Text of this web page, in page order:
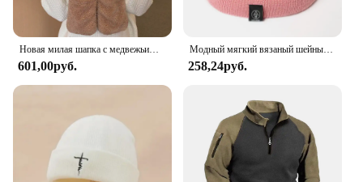
601,00руб.
Модный мягкий вязаный шейный теплый спортивный шарф для женщин и мужчин, чехол для лица, теплые зимние шарфы для катания на коньках и бега, толстый непромокаемый воротник
258,24руб.